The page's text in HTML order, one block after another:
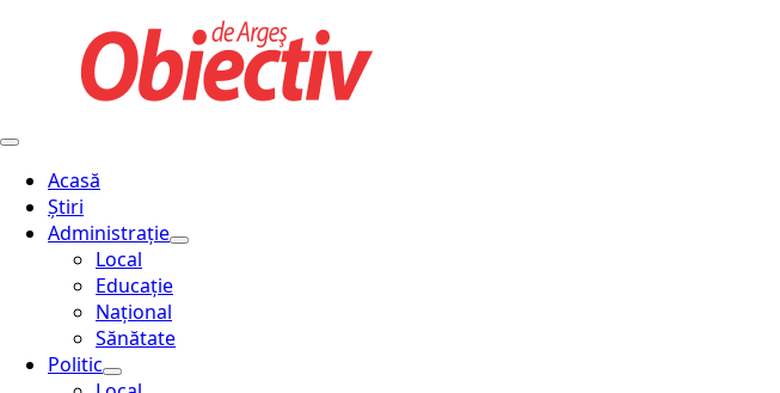
Acasă
Știri
Administraţie
Local
Educație
Național
Sănătate
Politic